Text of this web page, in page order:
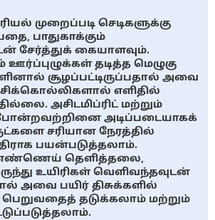
முறைப்படி செடிகளுக்கு
பாதுகாக்கும்
சேர்த்துக் கையாளவும்.
ஊர்ப்புழுக்கள் தடித்த மெழுகு
சூழப்பட்டிருப்பதால் அவை
எளிதில்
அசிடமிப்ரிட் மற்றும்
அடிப்படையாகக்
சரியான நேரத்தில்
பயன்படுத்தலாம்.
எண்ணெய் தெளித்தலை,
உயிரிகள் வெளிவந்தவுடன்
அவை பயிர் திசுக்களில்
பெறுவதைத் தடுக்கலாம் மற்றும்